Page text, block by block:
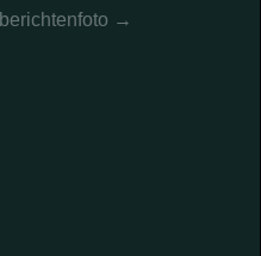
berichtenfoto →